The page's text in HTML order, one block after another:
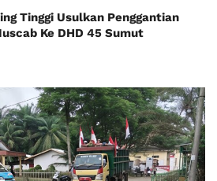
Tinggi Usulkan Penggantian
Ke DHD 45 Sumut